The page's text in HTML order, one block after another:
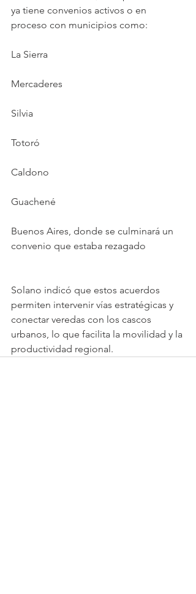
ya tiene convenios activos o en
proceso con municipios como:
La Sierra
Mercaderes
Silvia
Totoró
Caldono
Guachené
Buenos Aires, donde se culminará un
convenio que estaba rezagado
Solano indicó que estos acuerdos
permiten intervenir vías estratégicas y
conectar veredas con los cascos
urbanos, lo que facilita la movilidad y la
productividad regional.